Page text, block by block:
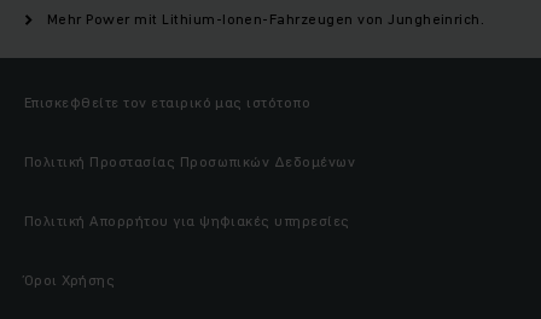
Mehr Power mit Lithium-Ionen-Fahrzeugen von Jungheinrich.
Επισκεφθείτε τον εταιρικό μας ιστότοπο
Πολιτική Προστασίας Προσωπικών Δεδομένων
Πολιτική Απορρήτου για ψηφιακές υπηρεσίες
Όροι Χρήσης